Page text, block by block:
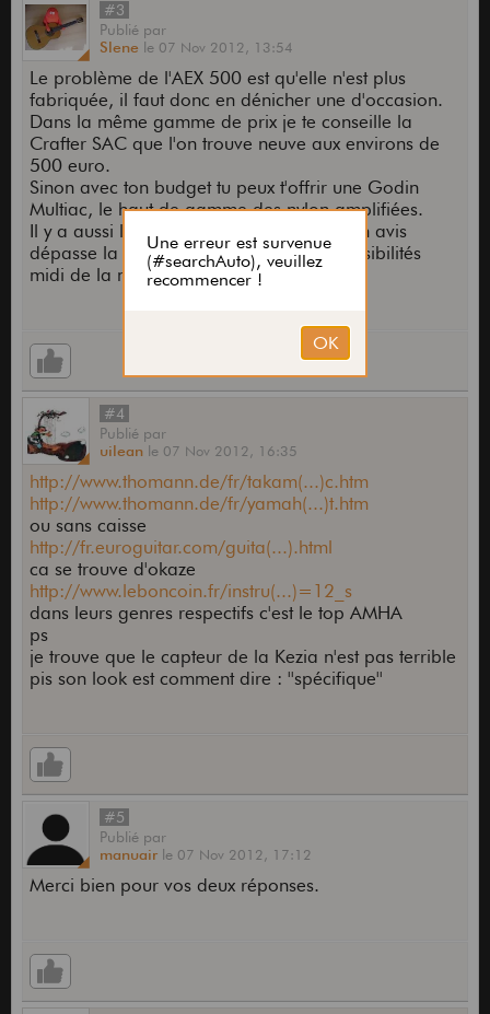
#3
Publié par
Slene le 07 Nov 2012, 13:54
Le problème de l'AEX 500 est qu'elle n'est plus
fabriquée, il faut donc en dénicher une d'occasion.
Dans la même gamme de prix je te conseille la
Crafter SAC que l'on trouve neuve aux environs de
500 euro.
Sinon avec ton budget tu peux t'offrir une Godin
Multiac, le haut de gamme des nylon amplifiées.
Il y a aussi la Lag Keziah Jones qui à mon avis
dépasse la Godin ACS mais sans les possibilités
midi de la multiac.
#4
Publié par
uilean le 07 Nov 2012, 16:35
http://www.thomann.de/fr/takam(...)c.htm
http://www.thomann.de/fr/yamah(...)t.htm
ou sans caisse
http://fr.euroguitar.com/guita(...).html
ca se trouve d'okaze
http://www.leboncoin.fr/instru(...)=12_s
dans leurs genres respectifs c'est le top AMHA
ps
je trouve que le capteur de la Kezia n'est pas terrible
pis son look est comment dire : ''spécifique''
#5
Publié par
manuair le 07 Nov 2012, 17:12
Merci bien pour vos deux réponses.